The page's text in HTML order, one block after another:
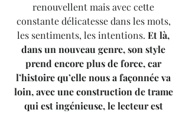
renouvellent mais avec cette
constante délicatesse dans les mots,
les sentiments, les intentions. Et là,
dans un nouveau genre, son style
prend encore plus de force, car
l’histoire qu’elle nous a façonnée va
loin, avec une construction de trame
qui est ingénieuse, le lecteur est